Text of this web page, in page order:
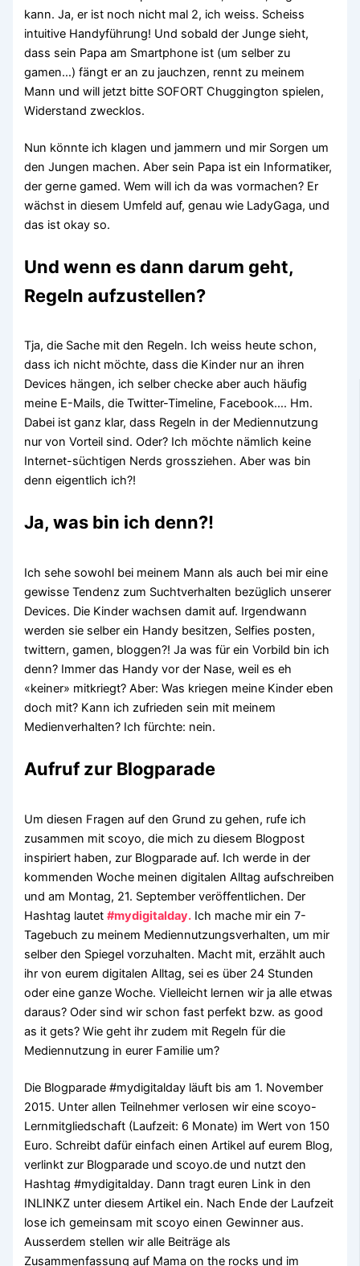
kann. Ja, er ist noch nicht mal 2, ich weiss. Scheiss
intuitive Handyführung! Und sobald der Junge sieht,
dass sein Papa am Smartphone ist (um selber zu
gamen…) fängt er an zu jauchzen, rennt zu meinem
Mann und will jetzt bitte SOFORT Chuggington spielen,
Widerstand zwecklos.
Nun könnte ich klagen und jammern und mir Sorgen um
den Jungen machen. Aber sein Papa ist ein Informatiker,
der gerne gamed. Wem will ich da was vormachen? Er
wächst in diesem Umfeld auf, genau wie LadyGaga, und
das ist okay so.
Und wenn es dann darum geht,
Regeln aufzustellen?
Tja, die Sache mit den Regeln. Ich weiss heute schon,
dass ich nicht möchte, dass die Kinder nur an ihren
Devices hängen, ich selber checke aber auch häufig
meine E-Mails, die Twitter-Timeline, Facebook…. Hm.
Dabei ist ganz klar, dass Regeln in der Mediennutzung
nur von Vorteil sind. Oder? Ich möchte nämlich keine
Internet-süchtigen Nerds grossziehen. Aber was bin
denn eigentlich ich?!
Ja, was bin ich denn?!
Ich sehe sowohl bei meinem Mann als auch bei mir eine
gewisse Tendenz zum Suchtverhalten bezüglich unserer
Devices. Die Kinder wachsen damit auf. Irgendwann
werden sie selber ein Handy besitzen, Selfies posten,
twittern, gamen, bloggen?! Ja was für ein Vorbild bin ich
denn? Immer das Handy vor der Nase, weil es eh
«keiner» mitkriegt? Aber: Was kriegen meine Kinder eben
doch mit? Kann ich zufrieden sein mit meinem
Medienverhalten? Ich fürchte: nein.
Aufruf zur Blogparade
Um diesen Fragen auf den Grund zu gehen, rufe ich
zusammen mit scoyo, die mich zu diesem Blogpost
inspiriert haben, zur Blogparade auf. Ich werde in der
kommenden Woche meinen digitalen Alltag aufschreiben
und am Montag, 21. September veröffentlichen. Der
Hashtag lautet#mydigitalday. Ich mache mir ein 7-
Tagebuch zu meinem Mediennutzungsverhalten, um mir
selber den Spiegel vorzuhalten. Macht mit, erzählt auch
ihr von eurem digitalen Alltag, sei es über 24 Stunden
oder eine ganze Woche. Vielleicht lernen wir ja alle etwas
daraus? Oder sind wir schon fast perfekt bzw. as good
as it gets? Wie geht ihr zudem mit Regeln für die
Mediennutzung in eurer Familie um?
Die Blogparade #mydigitalday läuft bis am 1. November
2015. Unter allen Teilnehmer verlosen wir eine scoyo-
Lernmitgliedschaft (Laufzeit: 6 Monate) im Wert von 150
Euro. Schreibt dafür einfach einen Artikel auf eurem Blog,
verlinkt zur Blogparade und scoyo.de und nutzt den
Hashtag #mydigitalday. Dann tragt euren Link in den
INLINKZ unter diesem Artikel ein. Nach Ende der Laufzeit
lose ich gemeinsam mit scoyo einen Gewinner aus.
Ausserdem stellen wir alle Beiträge als
Zusammenfassung auf Mama on the rocks und im